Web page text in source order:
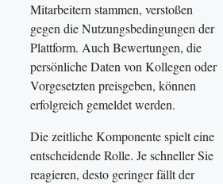
Mitarbeitern stammen, verstoßen
gegen die Nutzungsbedingungen der
Plattform. Auch Bewertungen, die
persönliche Daten von Kollegen oder
Vorgesetzten preisgeben, können
erfolgreich gemeldet werden.
Die zeitliche Komponente spielt eine
entscheidende Rolle. Je schneller Sie
reagieren, desto geringer fällt der